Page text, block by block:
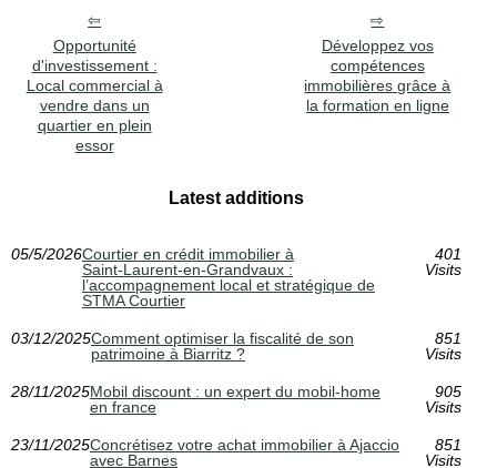
Opportunité
d'investissement :
Local commercial à
vendre dans un
quartier en plein
essor
Développez vos
compétences
immobilières grâce à
la formation en ligne
Latest additions
05/5/2026Courtier en crédit immobilier à
Saint‑Laurent‑en‑Grandvaux :
l’accompagnement local et stratégique de
STMA Courtier
401
Visits
03/12/2025Comment optimiser la fiscalité de son
patrimoine à Biarritz ?
851
Visits
28/11/2025Mobil discount : un expert du mobil-home
en france
905
Visits
23/11/2025Concrétisez votre achat immobilier à Ajaccio
avec Barnes
851
Visits